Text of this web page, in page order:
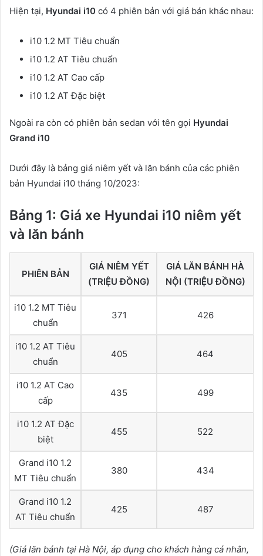
Hiện tại, Hyundai i10 có 4 phiên bản với giá bán khác nhau:
i10 1.2 MT Tiêu chuẩn
i10 1.2 AT Tiêu chuẩn
i10 1.2 AT Cao cấp
i10 1.2 AT Đặc biệt
Ngoài ra còn có phiên bản sedan với tên gọi Hyundai
Grand i10
Dưới đây là bảng giá niêm yết và lăn bánh của các phiên
bản Hyundai i10 tháng 10/2023:
Bảng 1: Giá xe Hyundai i10 niêm yết
và lăn bánh
PHIÊN BẢN
GIÁ NIÊM YẾT
(TRIỆU ĐỒNG)
GIÁ LĂN BÁNH HÀ
NỘI (TRIỆU ĐỒNG)
i10 1.2 MT Tiêu
chuẩn
371 426
i10 1.2 AT Tiêu
chuẩn
405 464
i10 1.2 AT Cao
cấp
435 499
i10 1.2 AT Đặc
biệt
455 522
Grand i10 1.2
MT Tiêu chuẩn
380 434
Grand i10 1.2
AT Tiêu chuẩn
425 487
(Giá lăn bánh tại Hà Nội, áp dụng cho khách hàng cá nhân,